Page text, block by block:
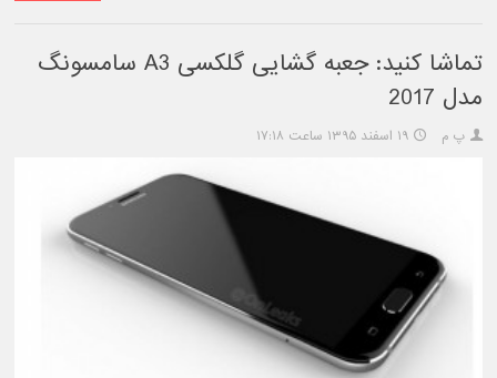
تماشا کنید: جعبه گشایی گلکسی A3 سامسونگ
مدل 2017
پ م ۱۹ اسفند ۱۳۹۵ ساعت ۱۷:۱۸